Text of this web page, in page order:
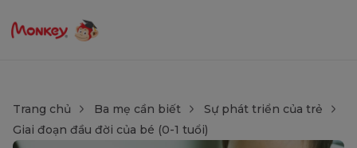
Trang chủ Ba mẹ cần biết
Sự phát triển của trẻ
Giai đoạn đầu đời của bé (0-1 tuổi)